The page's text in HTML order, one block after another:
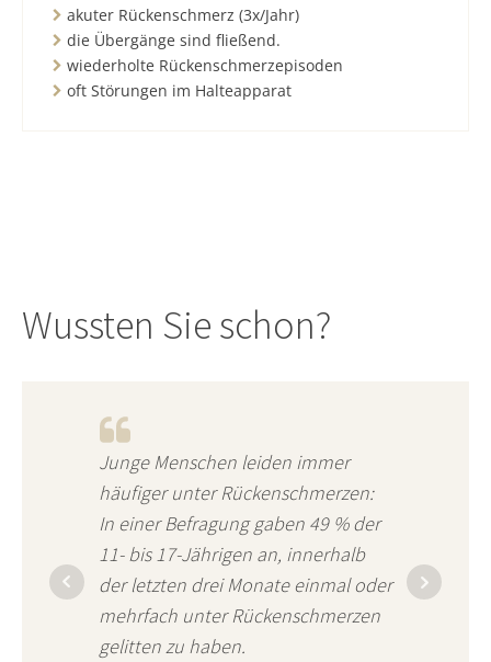
akuter Rückenschmerz (3x/Jahr)
die Übergänge sind fließend.
wiederholte Rückenschmerzepisoden
oft Störungen im Halteapparat
Wussten Sie schon?
Junge Menschen leiden immer
häufiger unter Rückenschmerzen:
In einer Befragung gaben 49 % der
11- bis 17-Jährigen an, innerhalb
der letzten drei Monate einmal oder
mehrfach unter Rückenschmerzen
gelitten zu haben.